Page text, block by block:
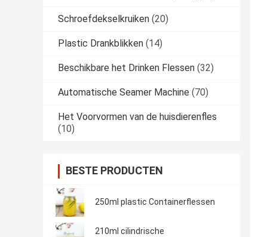
Schroefdekselkruiken (20)
Plastic Drankblikken (14)
Beschikbare het Drinken Flessen (32)
Automatische Seamer Machine (70)
Het Voorvormen van de huisdierenfles
(10)
BESTE PRODUCTEN
250ml plastic Containerflessen
210ml cilindrische